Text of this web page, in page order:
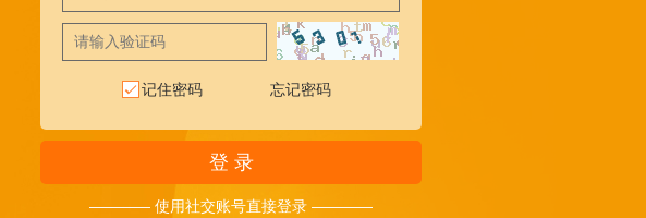
记住密码 忘记密码
登 录
———— 使用社交账号直接登录 ————